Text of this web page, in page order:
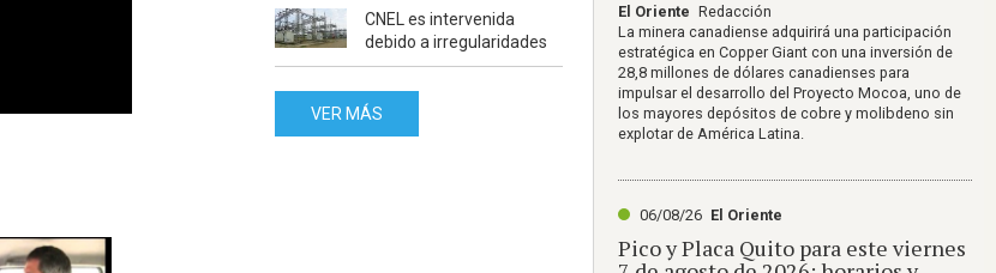
CNEL es intervenida
debido a irregularidades
VER MÁS
El Oriente Redacción
La minera canadiense adquirirá una participación
estratégica en Copper Giant con una inversión de
28,8 millones de dólares canadienses para
impulsar el desarrollo del Proyecto Mocoa, uno de
los mayores depósitos de cobre y molibdeno sin
explotar de América Latina.
06/08/26 El Oriente
Pico y Placa Quito para este viernes